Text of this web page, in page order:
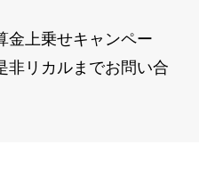
金上乗せキャンペー
非リカルまでお問い合